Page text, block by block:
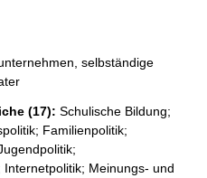
selbständige
(17): Schulische Bildung;
Familienpolitik;
Meinungs- und